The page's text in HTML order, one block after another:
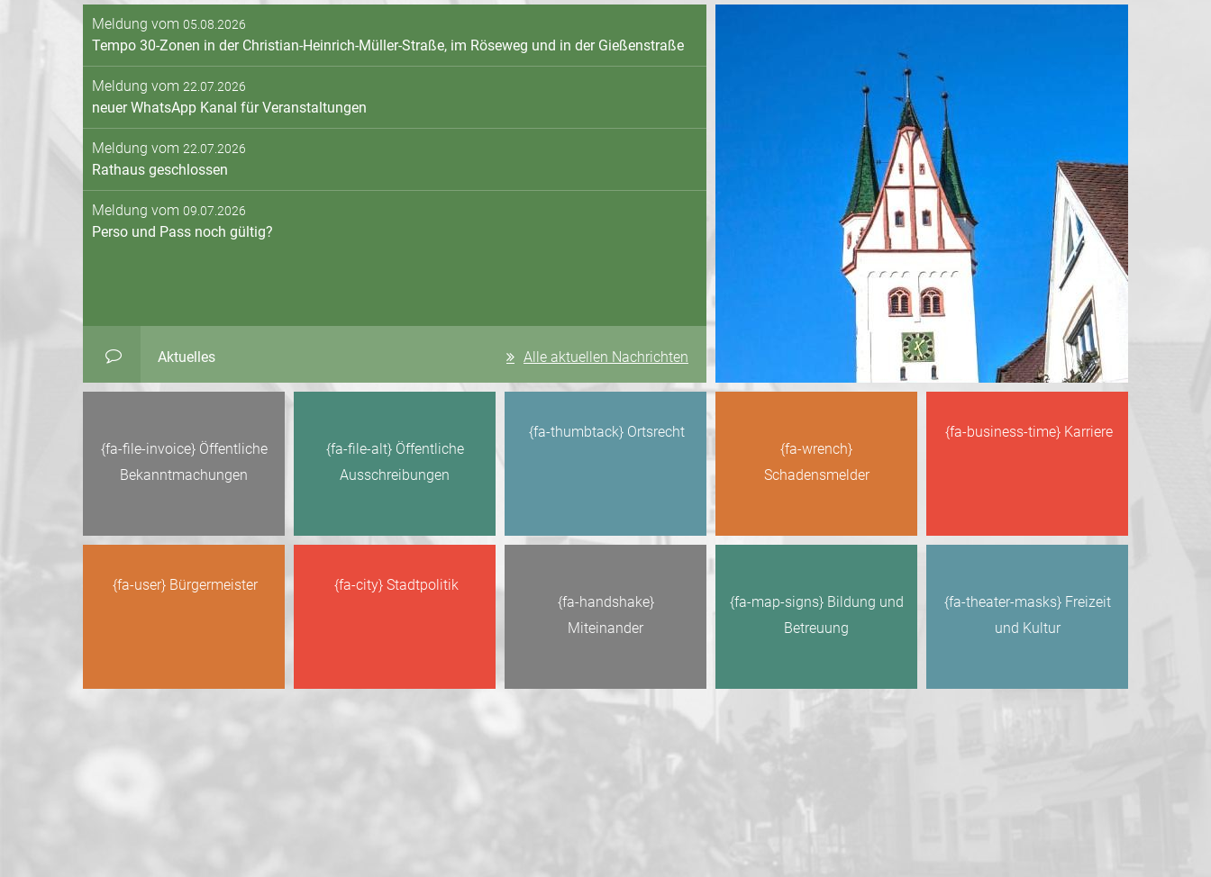
Meldung vom 05.08.2026
Tempo 30-Zonen in der Christian-Heinrich-Müller-Straße, im Röseweg und in der Gießenstraße
Meldung vom 22.07.2026
neuer WhatsApp Kanal für Veranstaltungen
Meldung vom 22.07.2026
Rathaus geschlossen
Meldung vom 09.07.2026
Perso und Pass noch gültig?
Aktuelles Alle aktuellen Nachrichten
{fa-file-invoice} Öffentliche
Bekanntmachungen
{fa-file-alt} Öffentliche
Ausschreibungen
{fa-thumbtack} Ortsrecht
{fa-wrench}
Schadensmelder
{fa-business-time} Karriere
{fa-user} Bürgermeister
{fa-city} Stadtpolitik
{fa-handshake}
Miteinander
{fa-map-signs} Bildung und
Betreuung
{fa-theater-masks} Freizeit
und Kultur